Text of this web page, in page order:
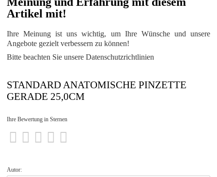
Artikel mit!
Ihre Meinung ist uns wichtig, um Ihre Wünsche und unsere
Angebote gezielt verbessern zu können!
Bitte beachten Sie unsere Datenschutzrichtlinien
STANDARD ANATOMISCHE PINZETTE
GERADE 25,0CM
Ihre Bewertung in Sternen
Autor: